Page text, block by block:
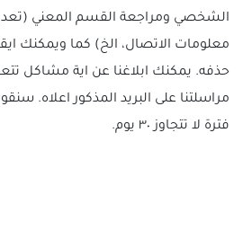
الشخصي ومراجعة القسم المعني
معلومات الاتصال، الخ) كما ويمكنك
حذفه. يمكنك ابلاغنا عن اية مشاكل
مراسلتنا على البريد المذكور اعلاه.
فترة لا تتجاوز ٣٠ يوم.